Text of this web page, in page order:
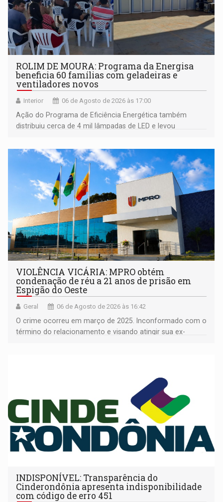
ROLIM DE MOURA: Programa da Energisa
beneficia 60 famílias com geladeiras e
ventiladores novos
Interior 06 de Agosto de 2026 às 17:00
Ação do Programa de Eficiência Energética também
distribuiu cerca de 4 mil lâmpadas de LED e levou
comunidade
VIOLÊNCIA VICÁRIA: MPRO obtém
condenação de réu a 21 anos de prisão em
Espigão do Oeste
Geral 06 de Agosto de 2026 às 16:42
O crime ocorreu em março de 2025. Inconformado com o
término do relacionamento e visando atingir sua ex-
INDISPONÍVEL: Transparência do
Cinderondônia apresenta indisponibilidade
com código de erro 451